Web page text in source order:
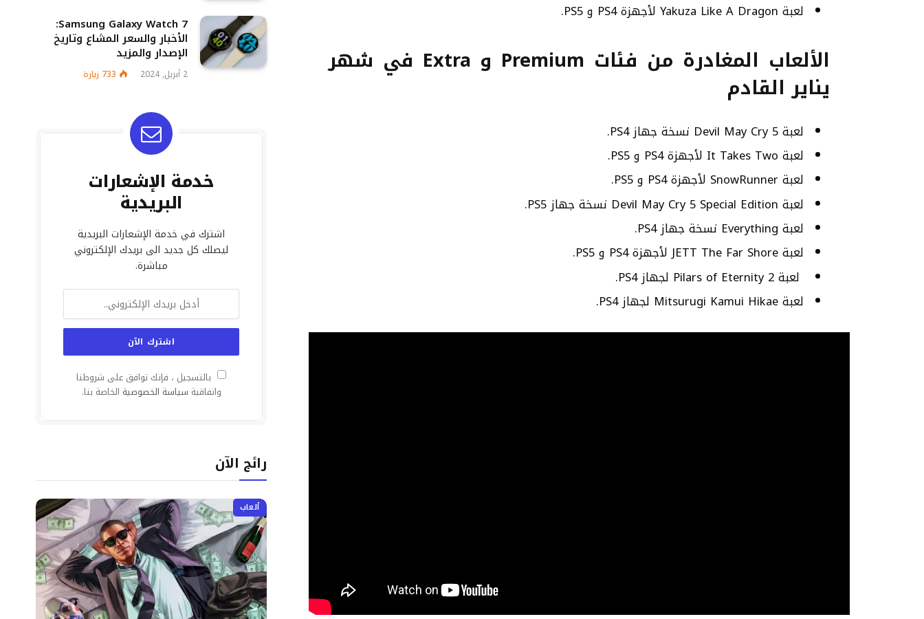
لعبة Yakuza Like A Dragon لأجهزة PS4 و PS5.
الألعاب المغادرة من فئات Premium و Extra في شهر
يناير القادم
لعبة Devil May Cry 5 نسخة جهاز PS4.
لعبة It Takes Two لأجهزة PS4 و PS5.
لعبة SnowRunner لأجهزة PS4 و PS5.
لعبة Devil May Cry 5 Special Edition نسخة جهاز PS5.
لعبة Everything نسخة جهاز PS4.
لعبة JETT The Far Shore لأجهزة PS4 و PS5.
لعبة Pilars of Eternity 2 لجهاز PS4.
لعبة Mitsurugi Kamui Hikae لجهاز PS4.
Samsung Galaxy Watch 7:
الأخبار والسعر المشاع وتاريخ
الإصدار والمزيد
2 أبريل, 2024 733 زيارة
خدمة الإشعارات
البريدية
اشترك في خدمة الإشعارات البريدية
ليصلك كل جديد الى بريدك الإلكتروني
مباشرة.
بالتسجيل ، فإنك توافق على شروطنا
واتفاقية سياسة الخصوصية الخاصة بنا.
رائج الآن
ألعاب